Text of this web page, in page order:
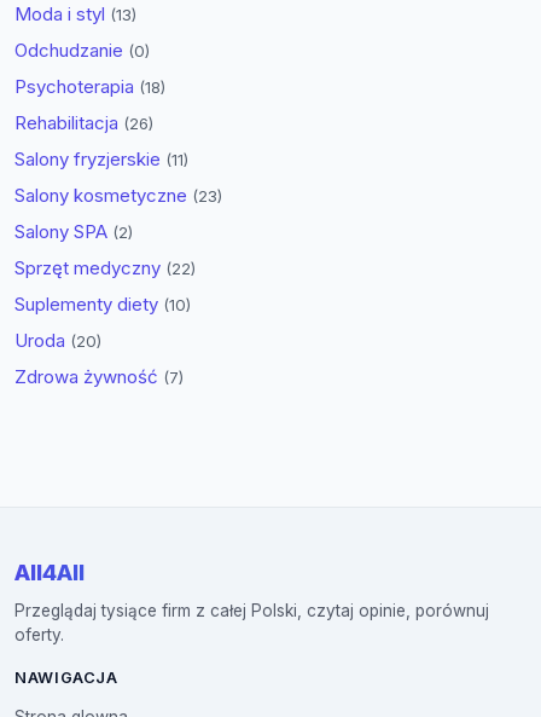
Moda i styl (13)
Odchudzanie (0)
Psychoterapia (18)
Rehabilitacja (26)
Salony fryzjerskie (11)
Salony kosmetyczne (23)
Salony SPA (2)
Sprzęt medyczny (22)
Suplementy diety (10)
Uroda (20)
Zdrowa żywność (7)
All4All
Przeglądaj tysiące firm z całej Polski, czytaj opinie, porównuj
oferty.
NAWIGACJA